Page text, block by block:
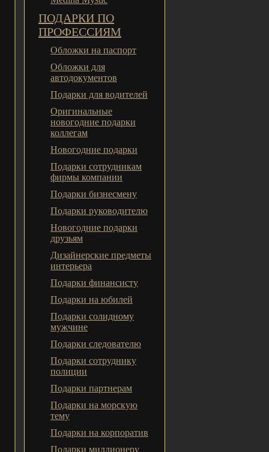
ПОДАРКИ ПО
ПРОФЕССИЯМ
Обложки на паспорт
Обложки для
автодокументов
Подарки для водителей
Оригинальные
новогодние подарки
коллегам
Новогодние подарки
Подарки сотрудникам
фирмы компании
Подарки бизнесмену
Подарки руководителю
Новогодние подарки
друзьям
Дизайнерские предметы
интерьера
Подарки финансисту
Подарки на юбилей
Подарки солидному
мужчине
Подарки следователю
Подарки сотруднику
полиции
Подарки партнерам
Подарки на морскую
тему
Подарки на корпоратив
Подарки миллионеру